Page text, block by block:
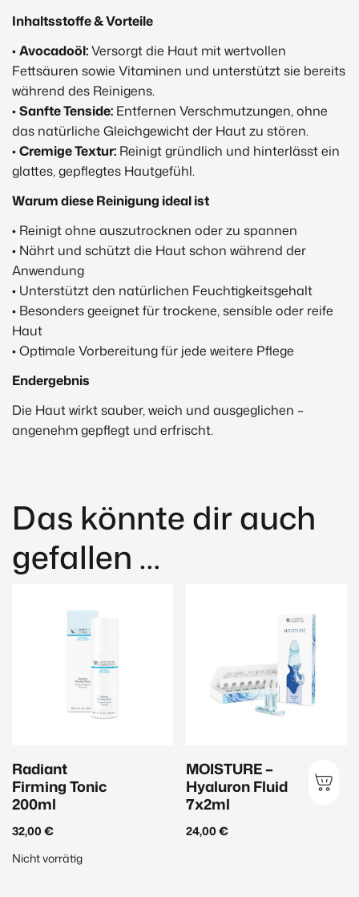
Inhaltsstoffe & Vorteile
•Avocadoöl:Versorgt die Haut mit wertvollen
Fettsäuren sowie Vitaminen und unterstützt sie bereits
während des Reinigens.
•Sanfte Tenside: Entfernen Verschmutzungen, ohne
das natürliche Gleichgewicht der Haut zu stören.
•Cremige Textur: Reinigt gründlich und hinterlässt ein
glattes, gepflegtes Hautgefühl.
Warum diese Reinigung ideal ist
• Reinigt ohne auszutrocknen oder zu spannen
• Nährt und schützt die Haut schon während der
Anwendung
• Unterstützt den natürlichen Feuchtigkeitsgehalt
• Besonders geeignet für trockene, sensible oder reife
Haut
• Optimale Vorbereitung für jede weitere Pflege
Endergebnis
Die Haut wirkt sauber, weich und ausgeglichen –
angenehm gepflegt und erfrischt.
Das könnte dir auch
gefallen …
Radiant
Firming Tonic
200ml
32,00 €
Nicht vorrätig
MOISTURE –
Hyaluron Fluid
7x2ml
24,00€